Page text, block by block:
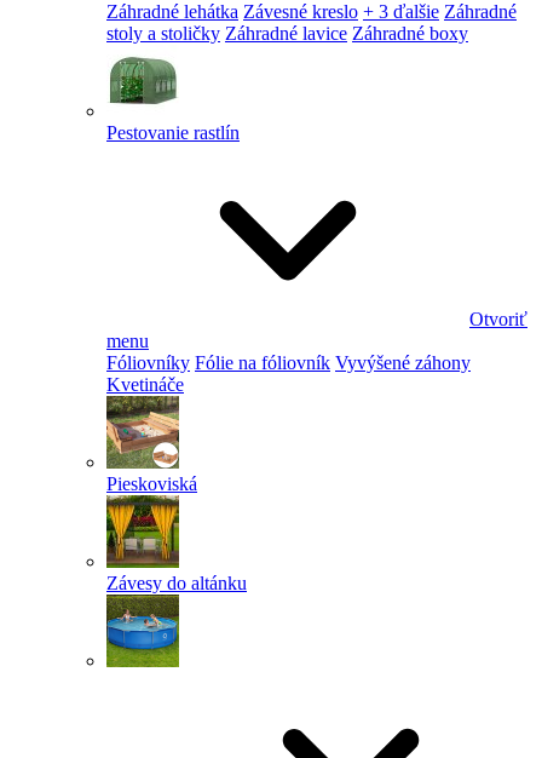
Záhradné lehátka Závesné kreslo + 3 ďalšie Záhradné
stoly a stoličky Záhradné lavice Záhradné boxy
Pestovanie rastlín
Otvoriť
menu
Fóliovníky Fólie na fóliovník Vyvýšené záhony
Kvetináče
Pieskoviská
Závesy do altánku